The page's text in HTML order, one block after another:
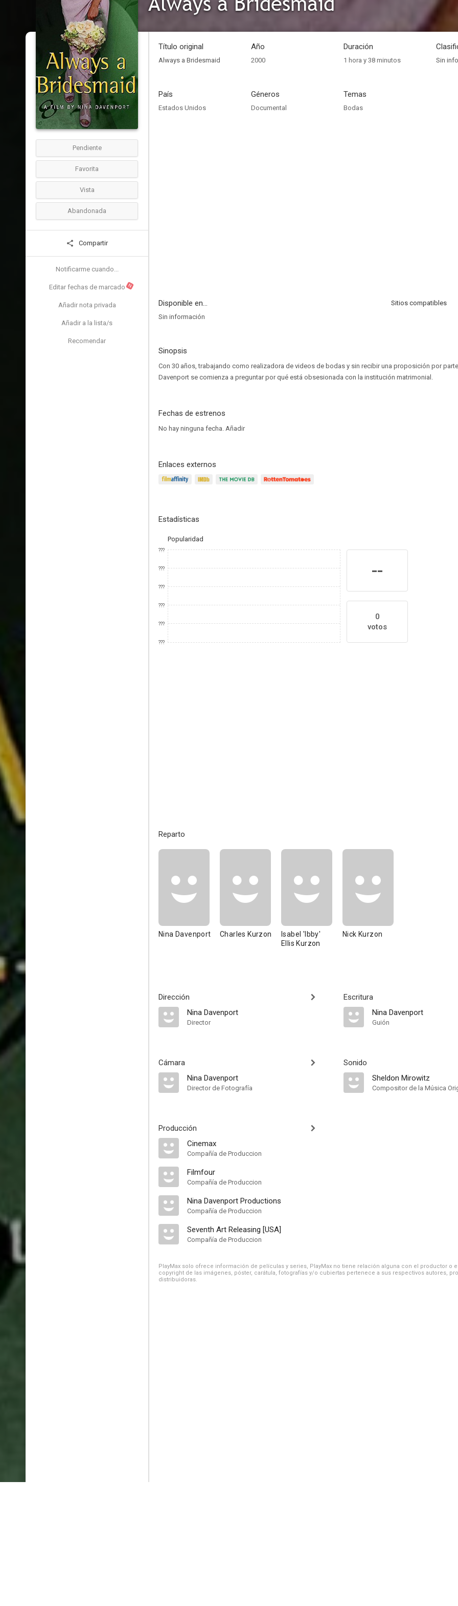
Pendiente
Favorita
Vista
Abandonada
Compartir
Notificarme cuando...
Editar fechas de marcado N
Añadir nota privada
Añadir a la lista/s
Recomendar
Título original
Always a Bridesmaid
Año
2000
Duración
1 hora y 38 minutos Sin
País
Estados Unidos
Géneros
Documental
Temas
Bodas
Disponible en...
Sitios compatibles
Sin información
Sinopsis
Con 30 años, trabajando como realizadora de videos de bodas y sin recibir una proposición por
Davenport se comienza a preguntar por qué está obsesionada con la institución matrimonial.
Fechas de estrenos
No hay ninguna fecha. Añadir
Enlaces externos
Estadísticas
Popularidad
???
???
???
???
???
???
--
0
votos
Reparto
Nina Davenport Charles Kurzon
Isabel 'Ibby'
Ellis Kurzon
Nick Kurzon
Dirección
Nina Davenport
Director
Cámara
Nina Davenport
Director de Fotografía
Producción
Cinemax
Compañía de Produccion
Filmfour
Compañía de Produccion
Nina Davenport Productions
Compañía de Produccion
Seventh Art Releasing [USA]
Compañía de Produccion
Escritura
Nina Davenport
Guión
Sonido
Sheldon Mirowitz
Compositor de la Música
PlayMax solo ofrece información de películas y series, PlayMax no tiene relación alguna con el productor o
copyright de las imágenes, póster, carátula, fotografías y/o cubiertas pertenece a sus respectivos autores,
distribuidoras.